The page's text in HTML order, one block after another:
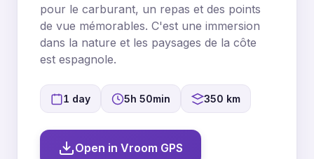
pour le carburant, un repas et des points
de vue mémorables. C'est une immersion
dans la nature et les paysages de la côte
est espagnole.
1 day 5h 50min 350 km
Open in Vroom GPS